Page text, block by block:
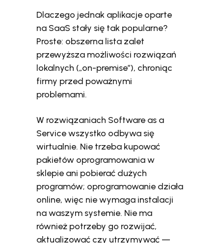
Dlaczego jednak aplikacje oparte
na SaaS stały się tak popularne?
Proste: obszerna lista zalet
przewyższa możliwości rozwiązań
lokalnych („on-premise”), chroniąc
firmy przed poważnymi
problemami.
W rozwiązaniach Software as a
Service wszystko odbywa się
wirtualnie. Nie trzeba kupować
pakietów oprogramowania w
sklepie ani pobierać dużych
programów; oprogramowanie działa
online, więc nie wymaga instalacji
na waszym systemie. Nie ma
również potrzeby go rozwijać,
aktualizować czy utrzymywać —